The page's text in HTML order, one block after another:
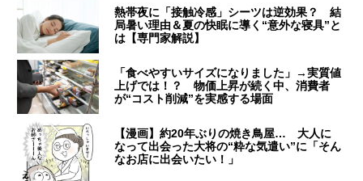
熱帯夜に「接触冷感」シーツは逆効果？ 結
局暑い理由＆夏の快眠に導く“意外な寝具”と
は【専門家解説】
「食べやすいサイズになりました」→実質値
上げでは！？ 物価上昇が続く中、消費者
が“コスト削減”を実感する場面
【漫画】約20年ぶりの焼き鳥屋… 大人に
なって出会った大将の“粋な気遣い”に「そん
なお店に出会いたい！」